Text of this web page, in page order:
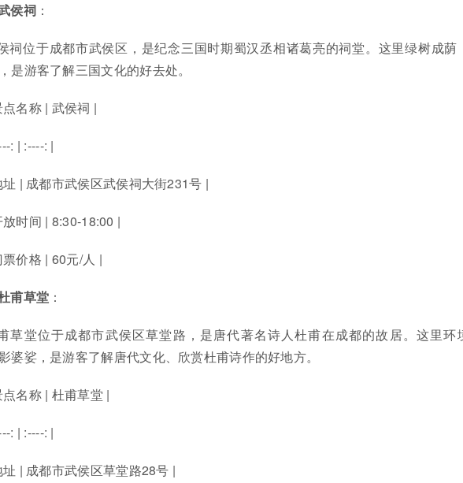
侯祠：
祠位于成都市武侯区，是纪念三国时期蜀汉丞相诸葛亮的祠堂。这里绿树成荫
是游客了解三国文化的好去处。
点名称 | 武侯祠 |
: | :----: |
址 | 成都市武侯区武侯祠大街231号 |
放时间 | 8:30-18:00 |
票价格 | 60元/人 |
甫草堂 ：
草堂位于成都市武侯区草堂路，是唐代著名诗人杜甫在成都的故居。这里环
婆娑，是游客了解唐代文化、欣赏杜甫诗作的好地方。
点名称 | 杜甫草堂 |
: | :----: |
址 | 成都市武侯区草堂路28号 |